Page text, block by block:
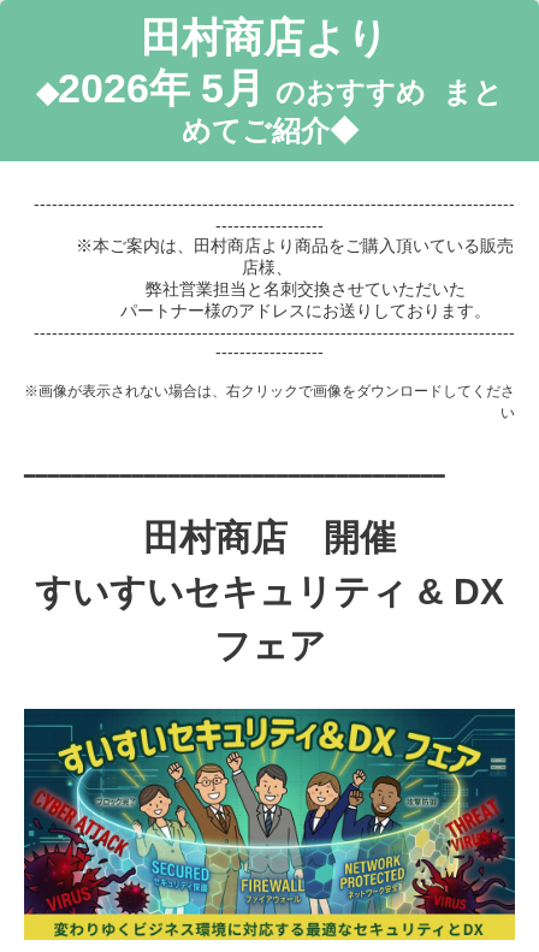
田村商店より
◆2026年 5月
のおすすめ まと
めてご紹介◆
--------------------------------------------------------------------------------
------------------
※本ご案内は、田村商店より商品をご購入頂いている販売
店様、
弊社営業担当と名刺交換させていただいた
パートナー様のアドレスにお送りしております。
--------------------------------------------------------------------------------
------------------
※画像が表示されない場合は、右クリックで画像をダウンロードしてくださ
い
━━━━━━━━━━━━━━━━━━━━━━━━━━━━━━━━━━━
田村商店 開催
すいすいセキュリティ & DX
フェア